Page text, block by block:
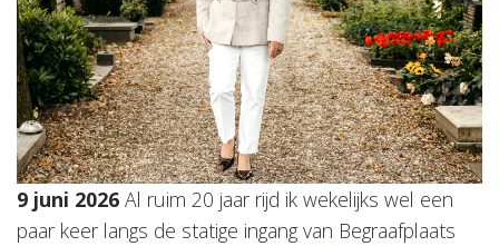
9 juni 2026 Al ruim 20 jaar rijd ik wekelijks wel een
paar keer langs de statige ingang van Begraafplaats